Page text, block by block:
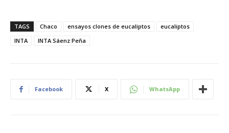
TAGS Chaco ensayos clones de eucaliptos
eucaliptos
INTA
INTA Sáenz Peña
Facebook X WhatsApp